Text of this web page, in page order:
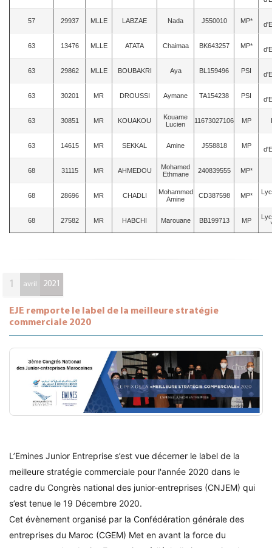
57 29937 MLLE LABZAE Nada J550010 MP*
63 13476 MLLE ATATA Chaimaa BK643257 MP*
63 29862 MLLE BOUBAKRI Aya BL159496 PSI
63 30201 MR DROUSSI Aymane TA154238 PSI
63 30851 MR KOUAKOU
Kouame
Lucien
11673027106 MP
63 14615 MR SEKKAL Amine J558818 MP
68 31115 MR AHMEDOU
Mohamed
Ethmane
240839555 MP*
68 28696 MR CHADLI
Mohammed
Amine
CD387598 MP*
68 27582 MR HABCHI Marouane BB199713 MP
1 avril 2021
EJE remporte le label de la meilleure stratégie
commerciale 2020
L’Emines Junior Entreprise s’est vue décerner le label de la
meilleure stratégie commerciale pour l'année 2020 dans le
cadre du Congrès national des junior-entreprises (CNJEM) qui
s’est tenue le 19 Décembre 2020.
Cet évènement organisé par la Confédération générale des
entreprises du Maroc (CGEM) Met en avant la force du